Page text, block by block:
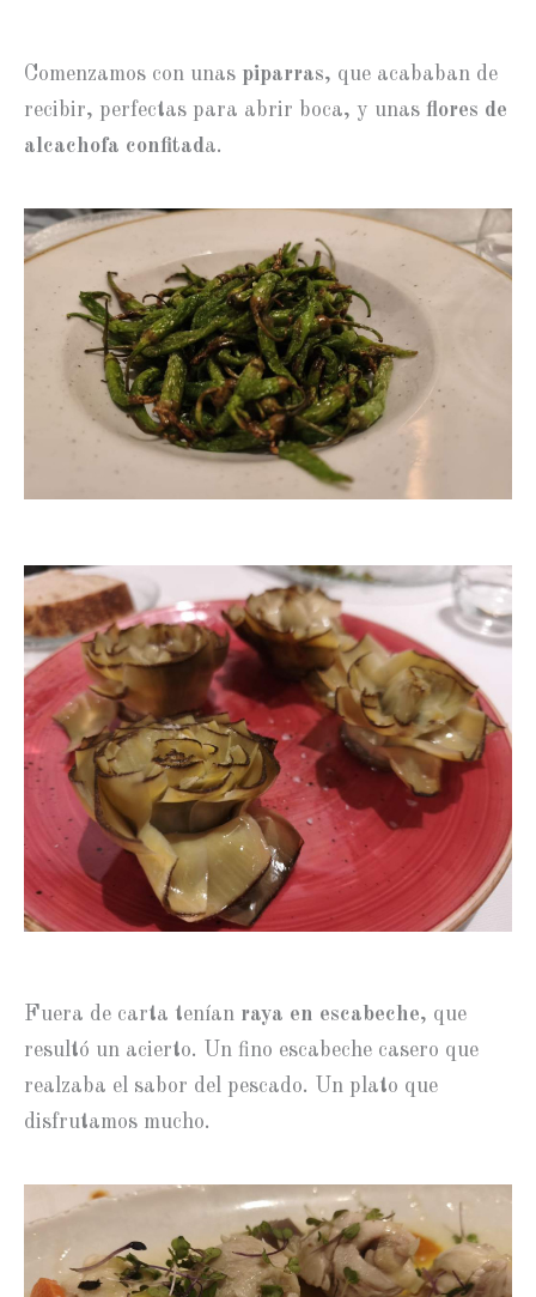
Comenzamos con unas piparras, que acababan de
recibir, perfectas para abrir boca, y unas flores de
alcachofa confitada.
Fuera de carta tenían raya en escabeche, que
resultó un acierto. Un fino escabeche casero que
realzaba el sabor del pescado. Un plato que
disfrutamos mucho.